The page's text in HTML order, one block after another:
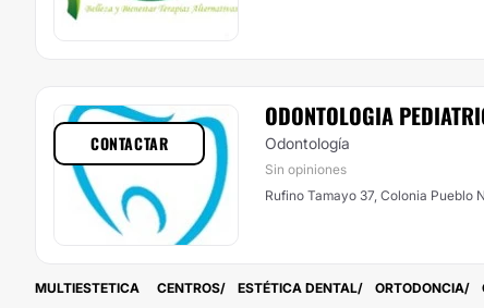
ODONTOLOGIA
Odontología
Sin opiniones
Rufino Tamayo 37, Colonia Pueblo
CONTACTAR
MULTIESTETICA CENTROS ESTÉTICA DENTAL ORTODONCIA